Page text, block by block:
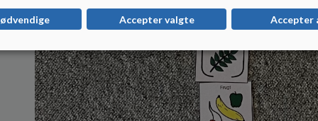
Accepter valgte Accepter